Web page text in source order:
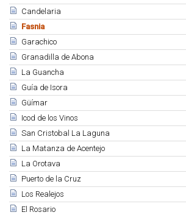
Candelaria
Fasnia
Garachico
Granadilla de Abona
La Guancha
Guía de Isora
Güímar
Icod de los Vinos
San Cristobal La Laguna
La Matanza de Acentejo
La Orotava
Puerto de la Cruz
Los Realejos
El Rosario